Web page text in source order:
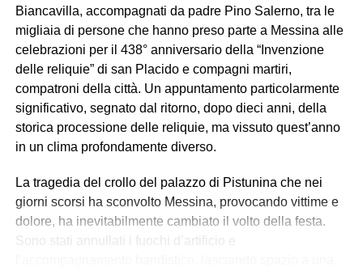
Biancavilla, accompagnati da padre Pino Salerno, tra le
migliaia di persone che hanno preso parte a Messina alle
celebrazioni per il 438° anniversario della “Invenzione
delle reliquie” di san Placido e compagni martiri,
compatroni della città. Un appuntamento particolarmente
significativo, segnato dal ritorno, dopo dieci anni, della
storica processione delle reliquie, ma vissuto quest’anno
in un clima profondamente diverso.
La tragedia del crollo del palazzo di Pistunina che nei
giorni scorsi ha sconvolto Messina, provocando vittime e
dolore, ha inevitabilmente cambiato il volto della festa.
Sono stati annullati i fuochi d’artificio e